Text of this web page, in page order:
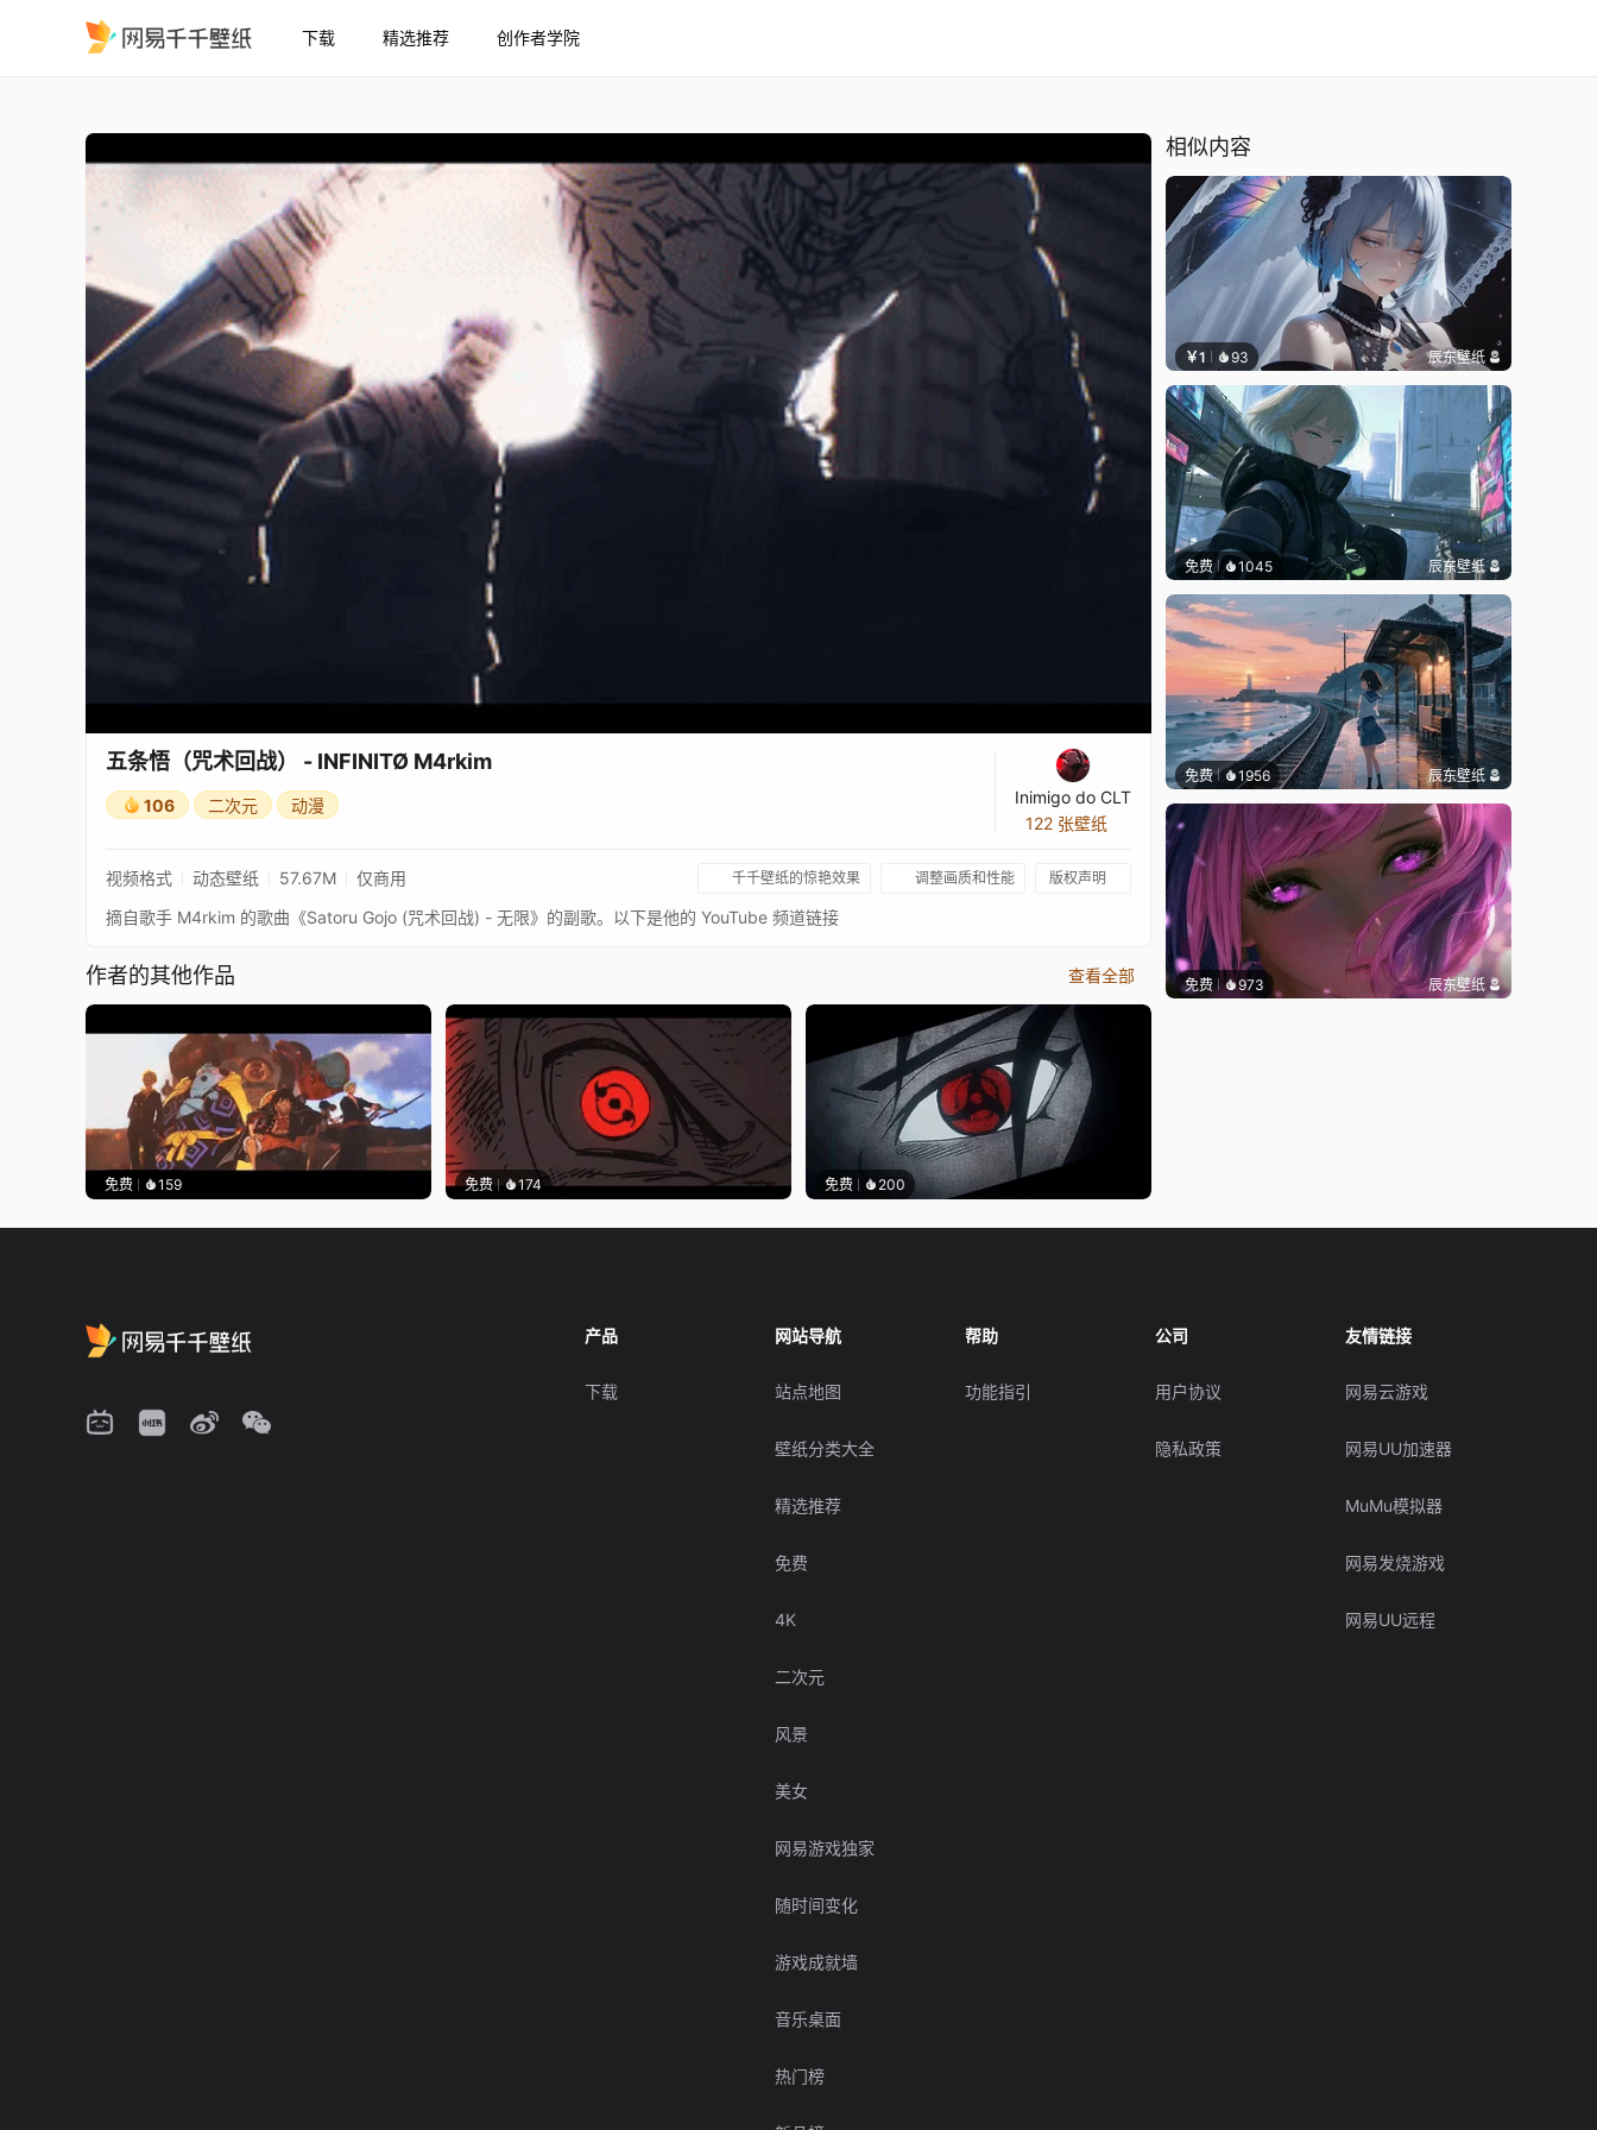
下载 精选推荐 创作者学院
五条悟（咒术回战） - INFINITØ M4rkim
106 二次元 动漫
Inimigo do CLT
122 张壁纸
视频格式 动态壁纸 57.67M 仅商用 千千壁纸的惊艳效果 调整画质和性能 版权声明
摘自歌手 M4rkim 的歌曲《Satoru Gojo (咒术回战) - 无限》的副歌。以下是他的 YouTube 频道链接
作者的其他作品 查看全部
免费 159 免费 174 免费 200
相似内容
￥1 93 辰东壁纸
免费 1045 辰东壁纸
免费 1956 辰东壁纸
免费 973 辰东壁纸
产品
下载
网站导航
站点地图
壁纸分类大全
精选推荐
免费
4K
二次元
风景
美女
网易游戏独家
随时间变化
游戏成就墙
音乐桌面
热门榜
帮助
功能指引
公司
用户协议
隐私政策
友情链接
网易云游戏
网易UU加速器
MuMu模拟器
网易发烧游戏
网易UU远程